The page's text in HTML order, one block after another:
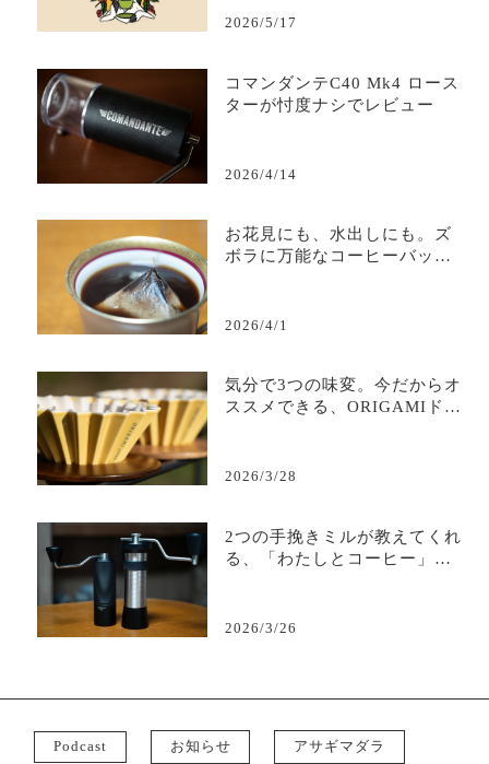
2026/5/17
コマンダンテC40 Mk4 ロース
ターが忖度ナシでレビュー
2026/4/14
お花見にも、水出しにも。ズ
ボラに万能なコーヒーバッグ
2026/4/1
気分で3つの味変。今だからオ
ススメできる、ORIGAMIドリ
2026/3/28
2つの手挽きミルが教えてくれ
る、「わたしとコーヒー」の
2026/3/26
Podcast お知らせ アサギマダラ